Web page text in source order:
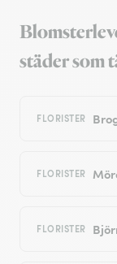
städer som
FLORISTER
FLORISTER
FLORISTER